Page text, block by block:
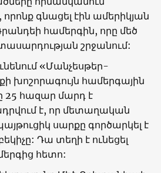
գնացել էին ամերիկյան
համերգին, որը մեծ
շրջանում:
«Մանչեսթեր-
խոշորագույն համերգային
25 հազար մարդ է
է, որ մետաղական
սարքը գործարկել է
Դա տեղի է ունեցել
հետո: